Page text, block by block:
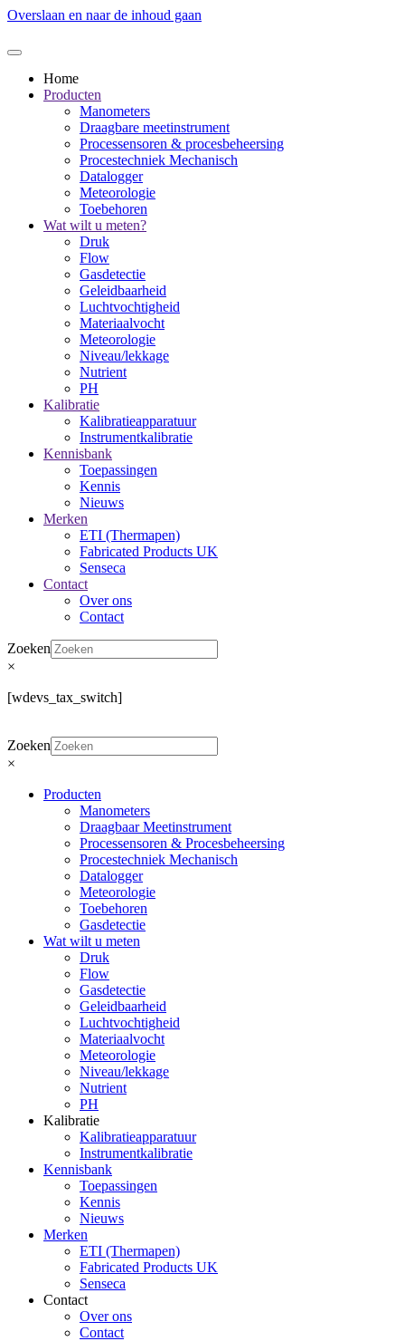
Overslaan en naar de inhoud gaan
Home
Producten
Manometers
Draagbare meetinstrument
Processensoren & procesbeheersing
Procestechniek Mechanisch
Datalogger
Meteorologie
Toebehoren
Wat wilt u meten?
Druk
Flow
Gasdetectie
Geleidbaarheid
Luchtvochtigheid
Materiaalvocht
Meteorologie
Niveau/lekkage
Nutrient
PH
Kalibratie
Kalibratieapparatuur
Instrumentkalibratie
Kennisbank
Toepassingen
Kennis
Nieuws
Merken
ETI (Thermapen)
Fabricated Products UK
Senseca
Contact
Over ons
Contact
Zoeken
×
[wdevs_tax_switch]
Zoeken
×
Producten
Manometers
Draagbaar Meetinstrument
Processensoren & Procesbeheersing
Procestechniek Mechanisch
Datalogger
Meteorologie
Toebehoren
Gasdetectie
Wat wilt u meten
Druk
Flow
Gasdetectie
Geleidbaarheid
Luchtvochtigheid
Materiaalvocht
Meteorologie
Niveau/lekkage
Nutrient
PH
Kalibratie
Kalibratieapparatuur
Instrumentkalibratie
Kennisbank
Toepassingen
Kennis
Nieuws
Merken
ETI (Thermapen)
Fabricated Products UK
Senseca
Contact
Over ons
Contact